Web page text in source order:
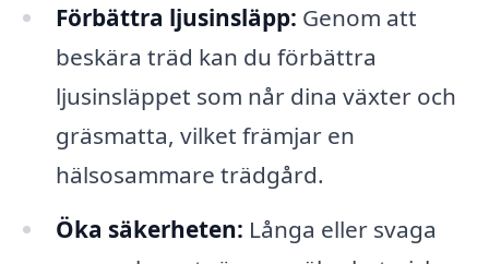
Förbättra ljusinsläpp: Genom att
beskära träd kan du förbättra
ljusinsläppet som når dina växter och
gräsmatta, vilket främjar en
hälsosammare trädgård.
Öka säkerheten: Långa eller svaga